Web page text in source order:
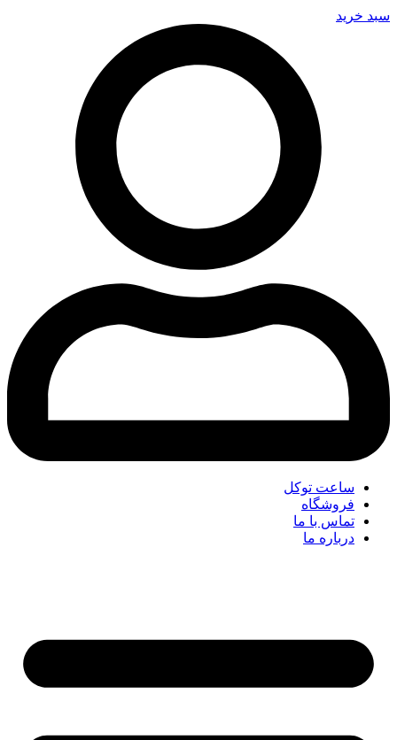
سبد خرید
ساعت توکل
فروشگاه
تماس با ما
درباره ما